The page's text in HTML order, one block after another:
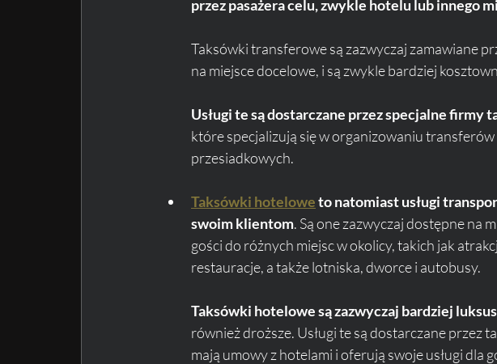
przez pasażera celu, zwykle hotelu lub innego
Taksówki transferowe są zazwyczaj zamawiane
na miejsce docelowe, i są zwykle bardziej
Usługi te są dostarczane przez specjalne
które specjalizują się w organizowaniu
przesiadkowych.
Taksówki hotelowe to natomiast usługi
swoim klientom. Są one zazwyczaj dostępne na
gości do różnych miejsc w okolicy, takich jak
restauracje, a także lotniska, dworce i autobusy.
Taksówki hotelowe są zazwyczaj bardziej
również droższe. Usługi te są dostarczane
mają umowy z hotelami i oferują swoje usługi dla